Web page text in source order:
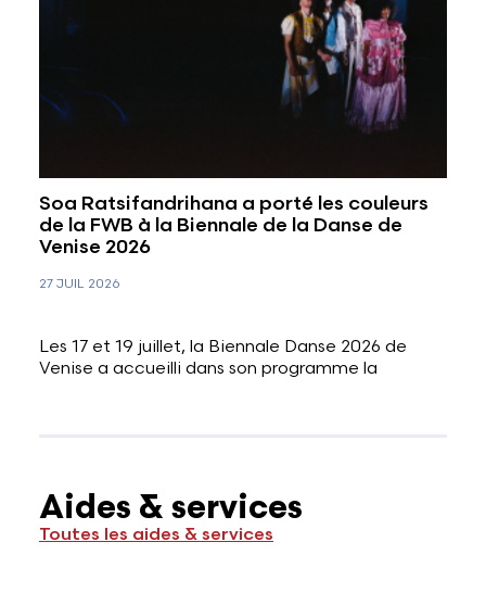
Soa Ratsifandrihana a porté les couleurs
de la FWB à la Biennale de la Danse de
Venise 2026
27 JUIL 2026
Les 17 et 19 juillet, la Biennale Danse 2026 de
Venise a accueilli dans son programme la
Aides & services
Toutes les aides & services